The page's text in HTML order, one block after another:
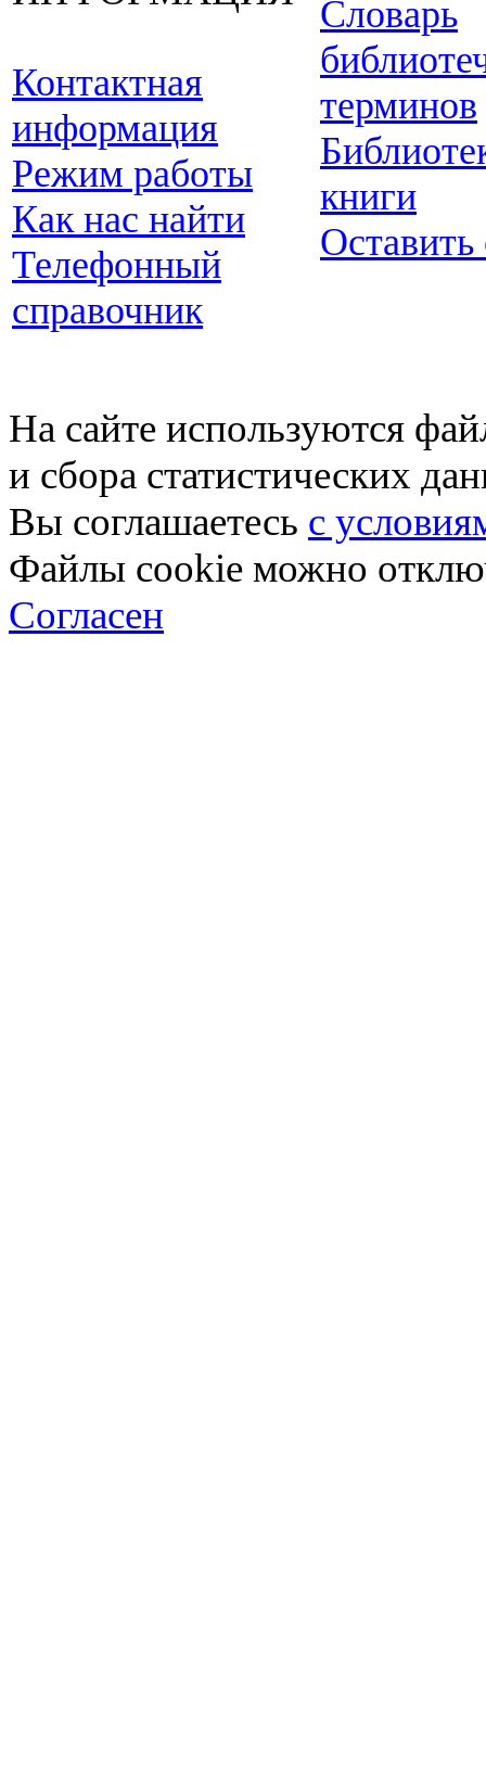
Контактная
информация
Режим работы
Как нас найти
Телефонный
справочник
Словарь
терминов
книги
Оставить
На сайте используются
и сбора статистических
Вы соглашаетесь с
Файлы cookie можно
Согласен